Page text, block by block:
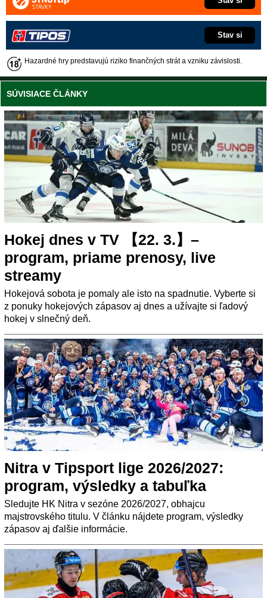
Stav si
Hazardné hry predstavujú riziko finančných strát a vzniku závislosti.
SÚVISIACE ČLÁNKY
Hokej dnes v TV 【22. 3.】–
program, priame prenosy, live
streamy
Hokejová sobota je pomaly ale isto na spadnutie. Vyberte si
z ponuky hokejových zápasov aj dnes a užívajte si ľadový
hokej v slnečný deň.
Nitra v Tipsport lige 2026/2027:
program, výsledky a tabuľka
Sledujte HK Nitra v sezóne 2026/2027, obhajcu
majstrovského titulu. V článku nájdete program, výsledky
zápasov aj ďalšie informácie.